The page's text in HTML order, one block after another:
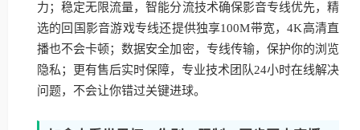
力；稳定无限流量，智能分流技术确保影音专线优先，精
选的回国影音游戏专线还提供独享100M带宽，4K高清直
播也不会卡顿；数据安全加密，专线传输，保护你的浏览
隐私；更有售后实时保障，专业技术团队24小时在线解决
问题，不会让你错过关键进球。